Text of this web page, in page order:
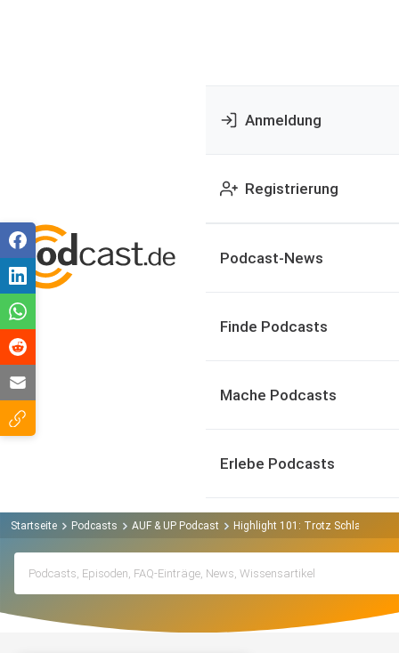
Anmeldung
Registrierung
Podcast-News
Finde Podcasts
Mache Podcasts
Erlebe Podcasts
Startseite Podcasts AUF & UP Podcast Highlight 101: Trotz